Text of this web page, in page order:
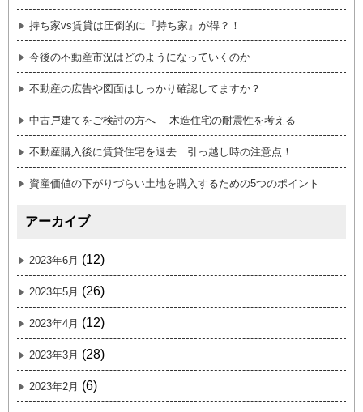
持ち家vs賃貸は圧倒的に『持ち家』が得？！
今後の不動産市況はどのようになっていくのか
不動産の広告や図面はしっかり確認してますか？
中古戸建てをご検討の方へ 木造住宅の耐震性を考える
不動産購入後に賃貸住宅を退去 引っ越し時の注意点！
資産価値の下がりづらい土地を購入するための5つのポイント
アーカイブ
2023年6月 (12)
2023年5月 (26)
2023年4月 (12)
2023年3月 (28)
2023年2月 (6)